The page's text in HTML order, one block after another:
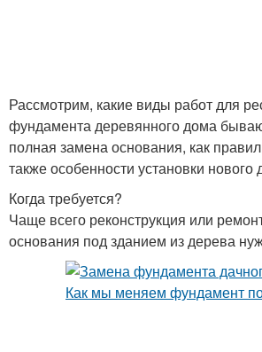
Рассмотрим, какие виды работ для
фундамента деревянного дома
полная замена основания, как
также особенности установки нового
Когда требуется?
Чаще всего реконструкция или
основания под зданием из дерева